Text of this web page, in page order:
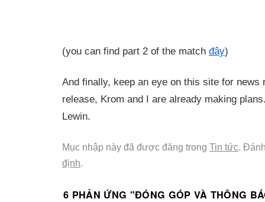
(you can find part 2 of the match đây)
And finally, keep an eye on this site for news
release, Krom and I are already making
Lewin.
Mục nhập này đã được đăng trong Tin tức.
định.
6 PHẢN ỨNG "ĐÓNG GÓP VÀ THÔNG